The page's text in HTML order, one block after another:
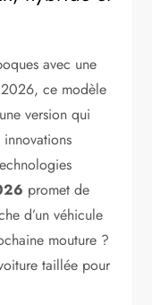
avec une
ce modèle
version qui
promet de
d’un véhicule
mouture ?
taillée pour